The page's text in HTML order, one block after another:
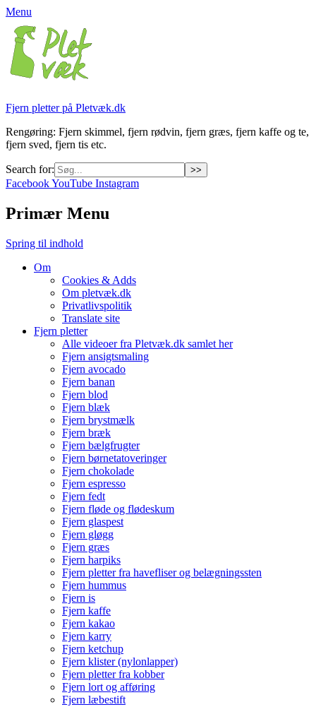
Menu
Fjern pletter på Pletvæk.dk
Rengøring: Fjern skimmel, fjern rødvin, fjern græs, fjern kaffe og te,
fjern sved, fjern tis etc.
Search for:
FacebookYouTube Instagram
Primær Menu
Spring til indhold
Om
Cookies & Adds
Om pletvæk.dk
Privatlivspolitik
Translate site
Fjern pletter
Alle videoer fra Pletvæk.dk samlet her
Fjern ansigtsmaling
Fjern avocado
Fjern banan
Fjern blod
Fjern blæk
Fjern brystmælk
Fjern bræk
Fjern bælgfrugter
Fjern børnetatoveringer
Fjern chokolade
Fjern espresso
Fjern fedt
Fjern fløde og flødeskum
Fjern glaspest
Fjern gløgg
Fjern græs
Fjern harpiks
Fjern pletter fra havefliser og belægningssten
Fjern hummus
Fjern is
Fjern kaffe
Fjern kakao
Fjern karry
Fjern ketchup
Fjern klister (nylonlapper)
Fjern pletter fra kobber
Fjern lort og afføring
Fjern læbestift